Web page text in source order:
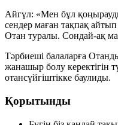
Айгүл: «Мен бұл
сендер маған тақпақ
Отан туралы. Сондай-ақ
Тәрбиеші балаларға
жанашыр болу керектігін
отансүйгіштікке баулиды.
Қорытынды